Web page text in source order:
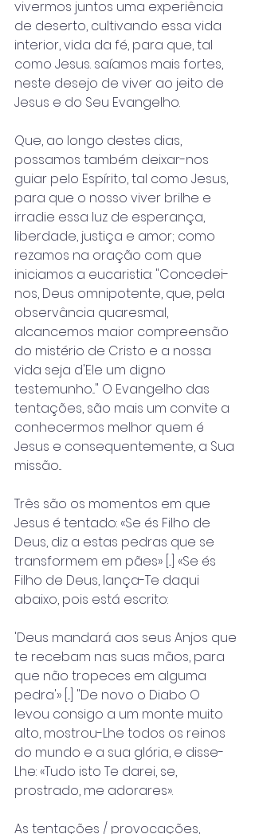
vivermos juntos uma experiência
de deserto, cultivando essa vida
interior, vida da fé, para que, tal
como Jesus. saíamos mais fortes,
neste desejo de viver ao jeito de
Jesus e do Seu Evangelho.
Que, ao longo destes dias,
possamos também deixar-nos
guiar pelo Espírito, tal como Jesus,
para que o nosso viver brilhe e
irradie essa luz de esperança,
liberdade, justiça e amor; como
rezamos na oração com que
iniciamos a eucaristia: "Concedei-
nos, Deus omnipotente, que, pela
observância quaresmal,
alcancemos maior compreensão
do mistério de Cristo e a nossa
vida seja d'Ele um digno
testemunho..." O Evangelho das
tentações, são mais um convite a
conhecermos melhor quem é
Jesus e consequentemente, a Sua
missão...
Três são os momentos em que
Jesus é tentado: «Se és Filho de
Deus, diz a estas pedras que se
transformem em pães» [...] «Se és
Filho de Deus, lança-Te daqui
abaixo, pois está escrito:
'Deus mandará aos seus Anjos que
te recebam nas suas mãos, para
que não tropeces em alguma
pedra'» [...] "De novo o Diabo O
levou consigo a um monte muito
alto, mostrou-Lhe todos os reinos
do mundo e a sua glória, e disse-
Lhe: «Tudo isto Te darei, se,
prostrado, me adorares».
As tentações / provocações,